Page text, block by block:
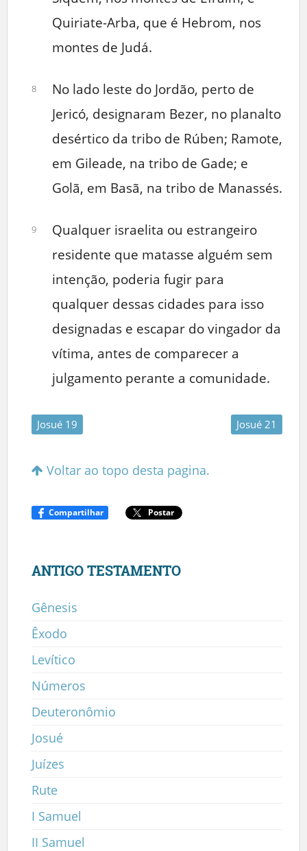
Quiriate-Arba, que é Hebrom, nos
montes de Judá.
8
No lado leste do Jordão, perto de
Jericó, designaram Bezer, no planalto
desértico da tribo de Rúben; Ramote,
em Gileade, na tribo de Gade; e
Golã, em Basã, na tribo de Manassés.
9
Qualquer israelita ou estrangeiro
residente que matasse alguém sem
intenção, poderia fugir para
qualquer dessas cidades para isso
designadas e escapar do vingador da
vítima, antes de comparecer a
julgamento perante a comunidade.
Josué 19 Josué 21
Voltar ao topo desta pagina.
Compartilhar Postar
ANTIGO TESTAMENTO
Gênesis
Êxodo
Levítico
Números
Deuteronômio
Josué
Juízes
Rute
I Samuel
II Samuel